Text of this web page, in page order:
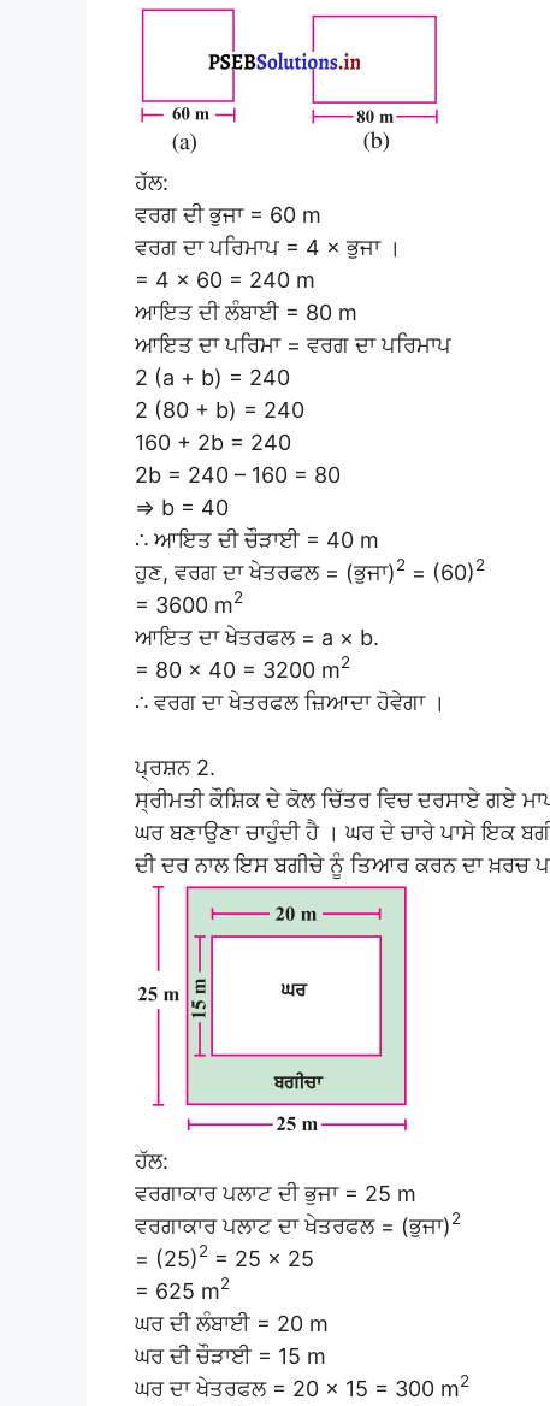
ਹੱਲ:
ਵਰਗ ਦੀ ਭੁਜਾ = 60 m
ਵਰਗ ਦਾ ਪਰਿਮਾਪ = 4 × ਭੁਜਾ ।
= 4 × 60 = 240 m
ਆਇਤ ਦੀ ਲੰਬਾਈ = 80 m
ਆਇਤ ਦਾ ਪਰਿਮਾ = ਵਰਗ ਦਾ ਪਰਿਮਾਪ
2 (a + b) = 240
2 (80 + b) = 240
160 + 2b = 240
2b = 240 – 160 = 80
⇒ b = 40
∴ ਆਇਤ ਦੀ ਚੌੜਾਈ = 40 m
ਹੁਣ, ਵਰਗ ਦਾ ਖੇਤਰਫਲ = (ਭੁਜਾ)2 = (60)2
= 3600 m2
ਆਇਤ ਦਾ ਖੇਤਰਫਲ = a × b.
= 80 × 40 = 3200 m2
∴ ਵਰਗ ਦਾ ਖੇਤਰਫਲ ਜ਼ਿਆਦਾ ਹੋਵੇਗਾ ।
ਪ੍ਰਸ਼ਨ 2.
ਸ੍ਰੀਮਤੀ ਕੌਸ਼ਿਕ ਦੇ ਕੋਲ ਚਿੱਤਰ ਵਿਚ ਦਰਸਾਏ ਗਏ
ਘਰ ਬਣਾਉਣਾ ਚਾਹੁੰਦੀ ਹੈ । ਘਰ ਦੇ ਚਾਰੇ ਪਾਸੇ ਇਕ
ਦੀ ਦਰ ਨਾਲ ਇਸ ਬਗੀਚੇ ਨੂੰ ਤਿਆਰ ਕਰਨ ਦਾ ਖ਼ਰਚ
ਹੱਲ:
ਵਰਗਾਕਾਰ ਪਲਾਟ ਦੀ ਭੁਜਾ = 25 m
ਵਰਗਾਕਾਰ ਪਲਾਟ ਦਾ ਖੇਤਰਫਲ = (ਭੁਜਾ)2
= (25)2 = 25 × 25
= 625 m2
ਘਰ ਦੀ ਲੰਬਾਈ = 20 m
ਘਰ ਦੀ ਚੌੜਾਈ = 15 m
ਘਰ ਦਾ ਖੇਤਰਫਲ = 20 × 15 = 300 m2